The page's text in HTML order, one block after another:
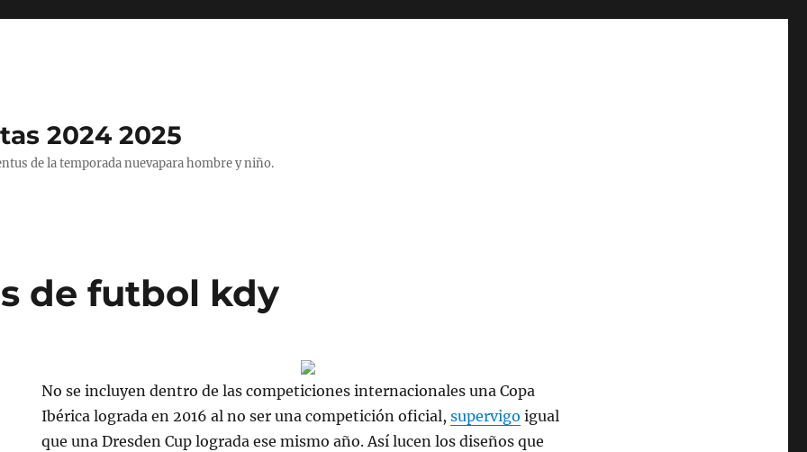
2024 2025
de la temporada nuevapara hombre y niño.
de futbol kdy
No se incluyen dentro de las competiciones internacionales una Copa
Ibérica lograda en 2016 al no ser una competición oficial,supervigo igual
que una Dresden Cup lograda ese mismo año. Así lucen los diseños que